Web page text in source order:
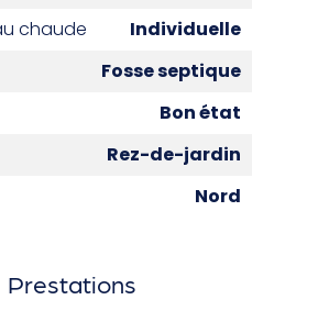
chaude
Individuelle
Fosse septique
Bon état
Rez-de-jardin
Nord
Prestations